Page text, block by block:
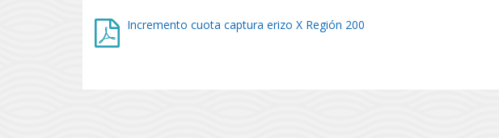
Incremento cuota captura erizo X Región 200